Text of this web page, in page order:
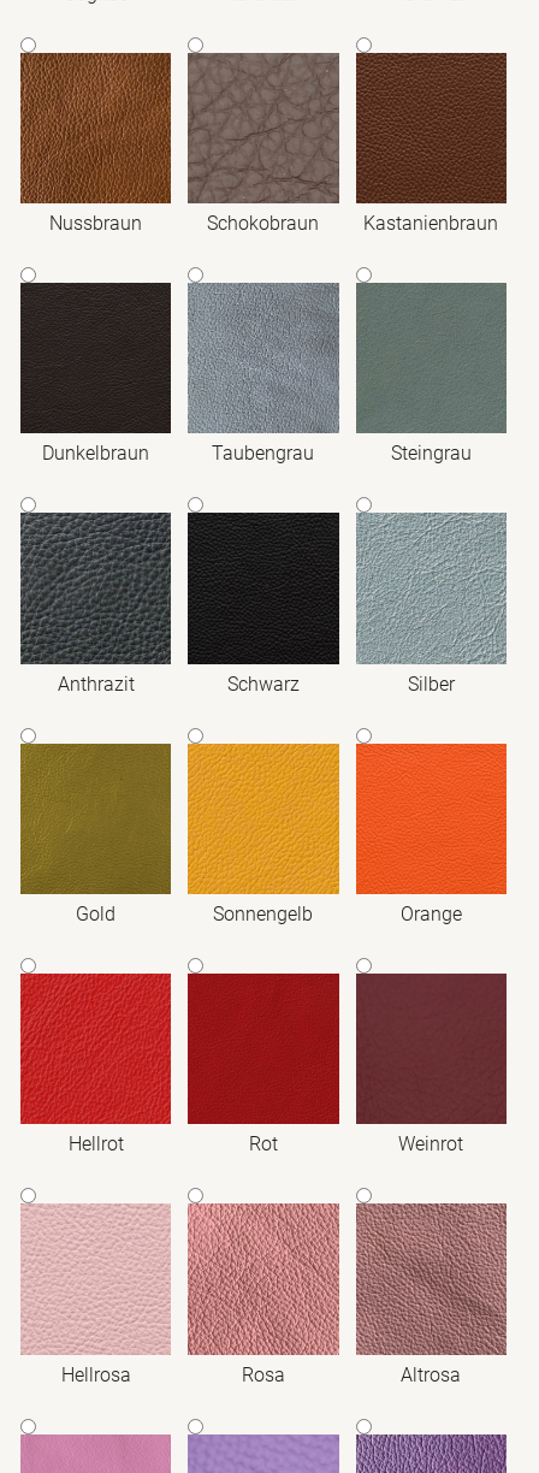
Nussbraun Schokobraun Kastanienbraun
Dunkelbraun Taubengrau Steingrau
Anthrazit Schwarz Silber
Gold Sonnengelb Orange
Hellrot Rot Weinrot
Hellrosa Rosa Altrosa